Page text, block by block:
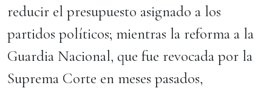
reducir el presupuesto asignado a los
partidos políticos; mientras la reforma a la
Guardia Nacional, que fue revocada por la
Suprema Corte en meses pasados,